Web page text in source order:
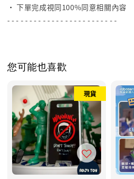
• 下單完成視同100%同意相關內容
- - - - - - - - - - - - - - - - - - - - - - - - -
您可能也喜歡
現貨